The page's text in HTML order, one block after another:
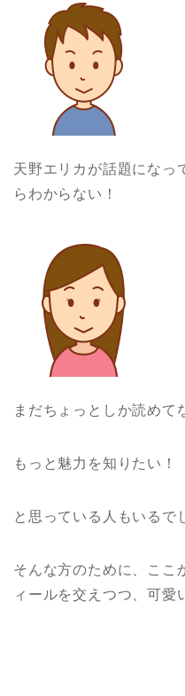
天野エリカが話題になっ
らわからない！
まだちょっとしか読めて
もっと魅力を知りたい！
と思っている人もいるで
そんな方のために、ここ
ィールを交えつつ、可愛